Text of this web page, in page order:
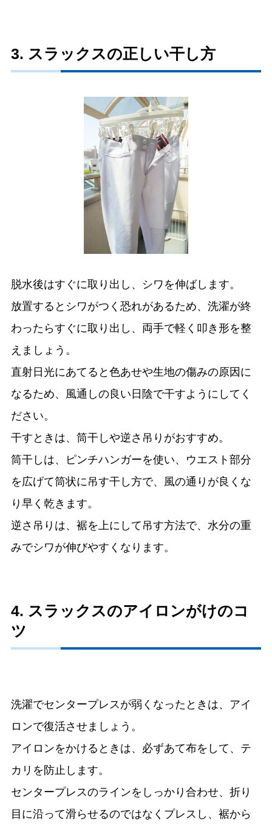
3. スラックスの正しい干し方
脱水後はすぐに取り出し、シワを伸ばします。
放置するとシワがつく恐れがあるため、洗濯が終
わったらすぐに取り出し、両手で軽く叩き形を整
えましょう。
直射日光にあてると色あせや生地の傷みの原因に
なるため、風通しの良い日陰で干すようにしてく
ださい。
干すときは、筒干しや逆さ吊りがおすすめ。
筒干しは、ピンチハンガーを使い、ウエスト部分
を広げて筒状に吊す干し方で、風の通りが良くな
り早く乾きます。
逆さ吊りは、裾を上にして吊す方法で、水分の重
みでシワが伸びやすくなります。
4. スラックスのアイロンがけのコ
ツ
洗濯でセンタープレスが弱くなったときは、アイ
ロンで復活させましょう。
アイロンをかけるときは、必ずあて布をして、テ
カリを防止します。
センタープレスのラインをしっかり合わせ、折り
目に沿って滑らせるのではなくプレスし、裾から